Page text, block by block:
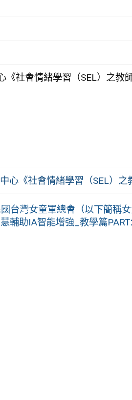
《社會情緒學習（SEL）之教
心《社會情緒學習（SEL）
台灣女童軍總會（以下簡稱
慧輔助IA智能增強_教學篇